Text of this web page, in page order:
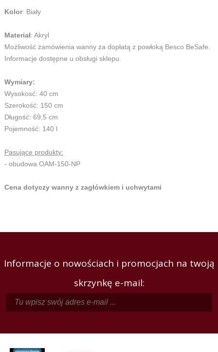
Kolor: Biały
Materiał: Akryl
Możliwość zamówienia wanny za dopłatą z powłoką Besco BeSafe.
Informacje dostępne u obsługi sklepu.
Wymiary:
Wysokosć: 40 cm
Szerokość: 150 cm
Długość: 69,5 cm
Pojemność: 140 l
Pasujące produkty:
- obudowa OAM-150-NP
Cena dotyczy wanny z zagłówkiem i uchwytami
Informacje o nowościach i promocjach na twoją
skrzynkę e-mail: